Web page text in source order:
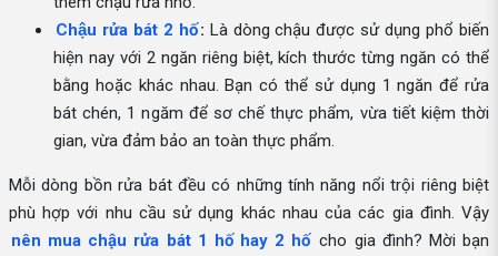
Chậu rửa bát 2 hố: Là dòng chậu được sử dụng phổ biến
hiện nay với 2 ngăn riêng biệt, kích thước từng ngăn có thể
bằng hoặc khác nhau. Bạn có thể sử dụng 1 ngăn để rửa
bát chén, 1 ngăm để sơ chế thực phẩm, vừa tiết kiệm thời
gian, vừa đảm bảo an toàn thực phẩm.
Mỗi dòng bồn rửa bát đều có những tính năng nổi trội riêng biệt
phù hợp với nhu cầu sử dụng khác nhau của các gia đình. Vậy
nên mua chậu rửa bát 1 hố hay 2 hố cho gia đình? Mời bạn